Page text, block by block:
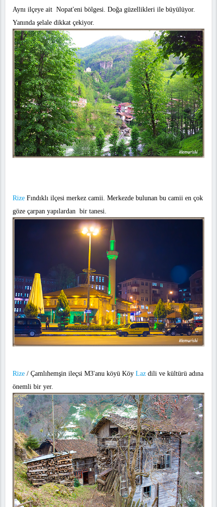
Aynı ilçeye ait Nopat'eni bölgesi. Doğa güzellikleri ile büyülüyor.
Yanında şelale dikkat çekiyor.
Rize Fındıklı ilçesi merkez camii. Merkezde bulunan bu camii en çok
göze çarpan yapılardan bir tanesi.
Rize / Çamlıhemşin ileçsi M3'anu köyü Köy Laz dili ve kültürü adına
önemli bir yer.